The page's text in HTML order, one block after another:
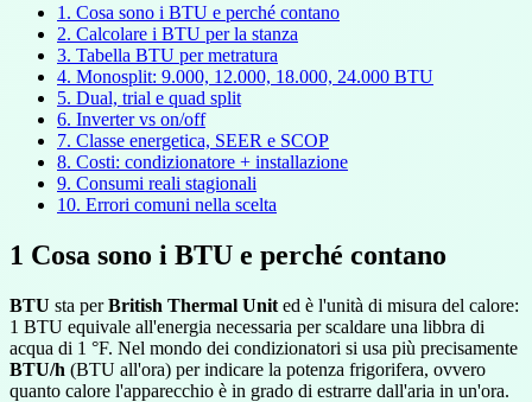
1. Cosa sono i BTU e perché contano
2. Calcolare i BTU per la stanza
3. Tabella BTU per metratura
4. Monosplit: 9.000, 12.000, 18.000, 24.000 BTU
5. Dual, trial e quad split
6. Inverter vs on/off
7. Classe energetica, SEER e SCOP
8. Costi: condizionatore + installazione
9. Consumi reali stagionali
10. Errori comuni nella scelta
1 Cosa sono i BTU e perché contano
BTU sta perBritish Thermal Unit ed è l'unità di misura del calore:
1 BTU equivale all'energia necessaria per scaldare una libbra di
acqua di 1 °F. Nel mondo dei condizionatori si usa più precisamente
BTU/h (BTU all'ora) per indicare la potenza frigorifera, ovvero
quanto calore l'apparecchio è in grado di estrarre dall'aria in un'ora.